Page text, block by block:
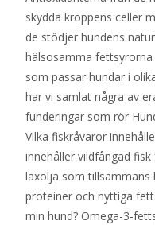
skydda kroppens celler
de stödjer hundens
hälsosamma fettsyrorna
som passar hundar i
har vi samlat några av
funderingar som rör
Vilka fiskråvaror
innehåller vildfångad
laxolja som tillsammans
proteiner och nyttiga
min hund? Omega-3-